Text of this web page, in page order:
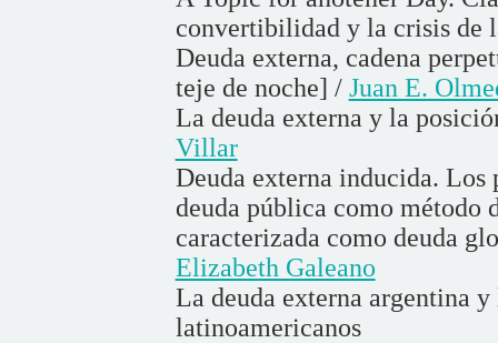
convertibilidad y la crisis de
Deuda externa, cadena
teje de noche] / Juan E.
La deuda externa y la
Villar
Deuda externa inducida. Los
deuda pública como método
caracterizada como deuda
Elizabeth Galeano
La deuda externa argentina
latinoamericanos